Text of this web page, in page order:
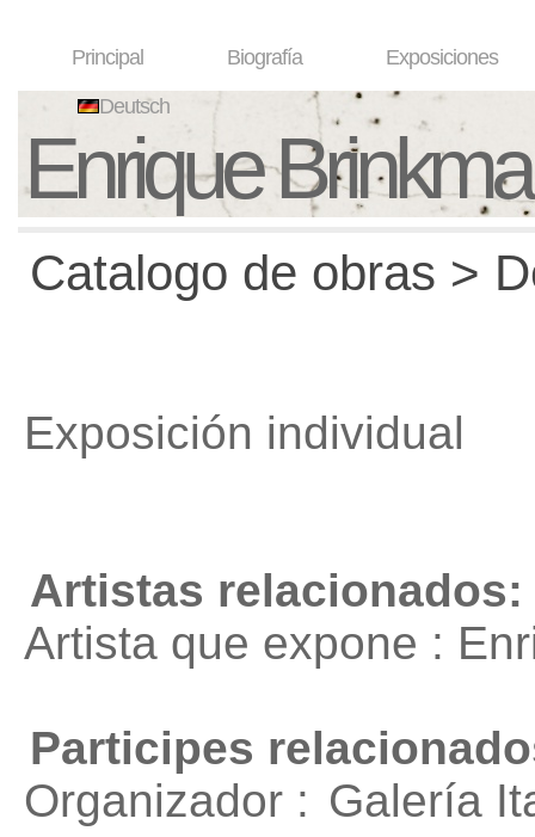
Principal Biografía Exposiciones
Deutsch
Enrique
Catalogo de obras >
Exposición individual
Artistas relacionados:
Artista que expone :
Participes
Organizador : Galería